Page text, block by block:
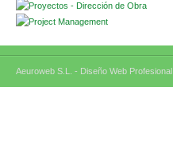
Aeuroweb S.L. - Diseño Web Profesional |